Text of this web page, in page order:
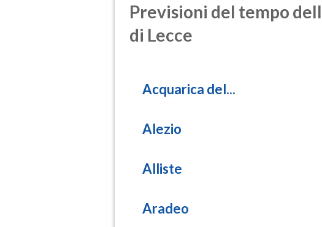
Previsioni del tempo
di Lecce
Acquarica del...
Alezio
Alliste
Aradeo